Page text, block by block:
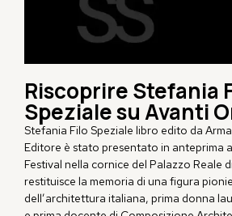
Riscoprire Stefania
Speziale su Avanti
Stefania Filo Speziale libro edito da
Editore è stato presentato in anteprima
Festival nella cornice del Palazzo Reale
restituisce la memoria di una figura
dell’architettura italiana, prima donna